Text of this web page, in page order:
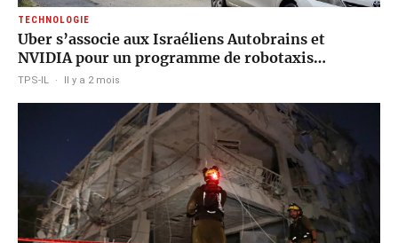
TECHNOLOGIE
Uber s’associe aux Israéliens Autobrains et
NVIDIA pour un programme de robotaxis…
TPS-IL · Il y a 2 mois